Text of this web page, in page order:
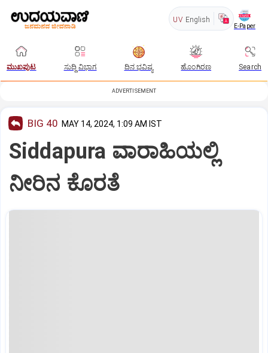
UV English
E-Paper
ಮುಖಪುಟ ಸುದ್ದಿ ವಿಭಾಗ ದಿನ ಭವಿಷ್ಯ ಹೊಂಗಿರಣ Search
ADVERTISEMENT
BIG 40 MAY 14, 2024, 1:09 AM IST
Siddapura ವಾರಾಹಿಯಲ್ಲಿ
ನೀರಿನ ಕೊರತೆ